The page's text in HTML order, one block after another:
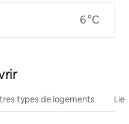
6 °C
types de logements